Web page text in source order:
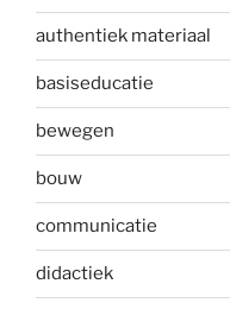
authentiek materiaal
basiseducatie
bewegen
bouw
communicatie
didactiek